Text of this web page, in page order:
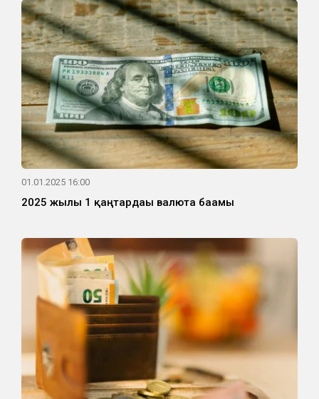
01.01.2025 16:00
2025 жылғы 1 қаңтардағы валюта бағамы